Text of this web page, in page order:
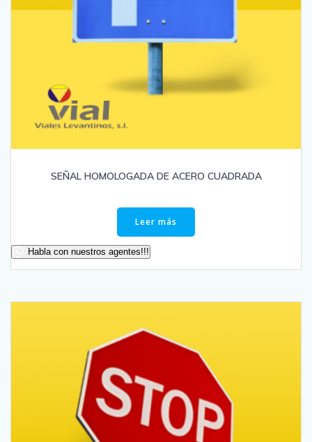
SEÑAL HOMOLOGADA DE ACERO CUADRADA
Leer más
Habla con nuestros agentes!!!